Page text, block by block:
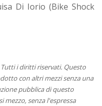
Di Iorio (Bike Shock
i diritti riservati. Questo
con altri mezzi senza una
pubblica di questo
senza l'espressa